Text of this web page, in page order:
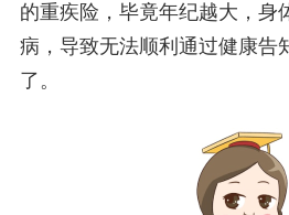
的重疾险，毕竟年纪越大，身
病，导致无法顺利通过健康告
了。